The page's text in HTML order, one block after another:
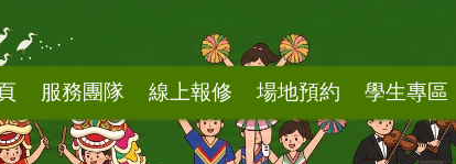
服務團隊 線上報修 場地預約 學生專區